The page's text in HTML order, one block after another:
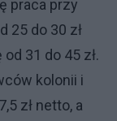
praca przy
25 do 30 zł
31 do 45 zł.
kolonii i
zł netto, a